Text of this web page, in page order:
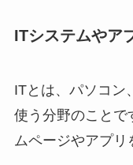
ITシステムやア
ITとは、パソコン
使う分野のことで
ムページやアプリ